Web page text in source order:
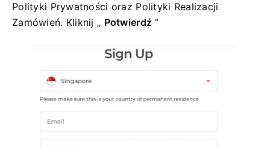
Polityki Prywatności oraz Polityki Realizacji
Zamówień. Kliknij „ Potwierdź ”